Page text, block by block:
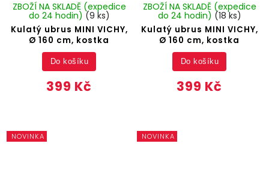
Kulatý ubrus MINI VICHY,
Ø 160 cm, kostka
ZBOŽÍ NA SKLADĚ (expedice
do 24 hodin) (9 ks)
399 Kč
Do košíku
Kulatý ubrus MINI VICHY,
Ø 160 cm, kostka
ZBOŽÍ NA SKLADĚ (expedice
do 24 hodin) (18 ks)
399 Kč
Do košíku
NOVINKA NOVINKA